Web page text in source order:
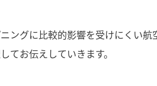
ングに比較的影響を受けにくい
てお伝えしていきます。